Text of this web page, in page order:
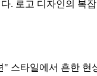
. 로고 디자인의 복
스타일에서 흔한 현